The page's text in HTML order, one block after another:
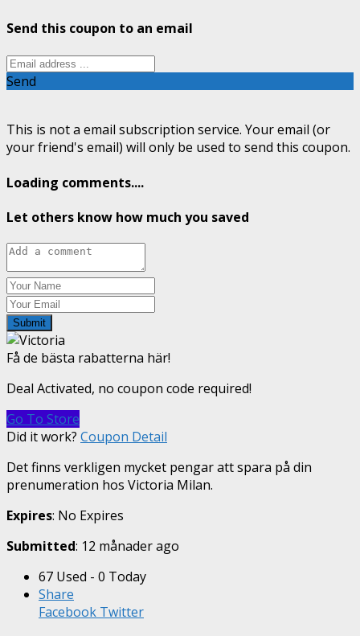
Send this coupon to an email
Send
This is not a email subscription service. Your email (or
your friend's email) will only be used to send this coupon.
Loading comments....
Let others know how much you saved
Submit
Få de bästa rabatterna här!
Deal Activated, no coupon code required!
Go To Store
Did it work? Coupon Detail
Det finns verkligen mycket pengar att spara på din
prenumeration hos Victoria Milan.
Expires: No Expires
Submitted: 12 månader ago
67 Used - 0 Today
Share
Facebook Twitter